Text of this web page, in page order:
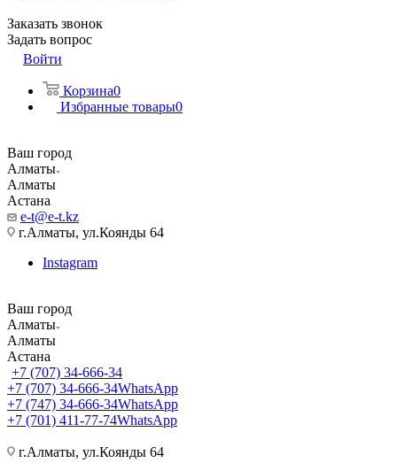
Заказать звонок
Задать вопрос
Войти
Корзина0
Избранные товары0
Ваш город
Алматы
Алматы
Астана
e-t@e-t.kz
г.Алматы, ул.Коянды 64
Instagram
Ваш город
Алматы
Алматы
Астана
+7 (707) 34-666-34
+7 (707) 34-666-34WhatsApp
+7 (747) 34-666-34WhatsApp
+7 (701) 411-77-74WhatsApp
г.Алматы, ул.Коянды 64